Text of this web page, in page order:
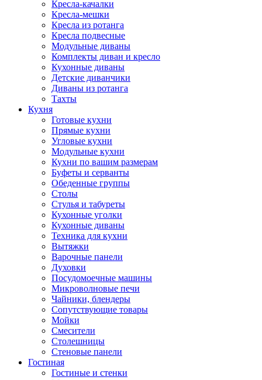
Кресла-качалки
Кресла-мешки
Кресла из ротанга
Кресла подвесные
Модульные диваны
Комплекты диван и кресло
Кухонные диваны
Детские диванчики
Диваны из ротанга
Тахты
Кухня
Готовые кухни
Прямые кухни
Угловые кухни
Модульные кухни
Кухни по вашим размерам
Буфеты и серванты
Обеденные группы
Столы
Стулья и табуреты
Кухонные уголки
Кухонные диваны
Техника для кухни
Вытяжки
Варочные панели
Духовки
Посудомоечные машины
Микроволновые печи
Чайники, блендеры
Сопутствующие товары
Мойки
Смесители
Столешницы
Стеновые панели
Гостиная
Гостиные и стенки